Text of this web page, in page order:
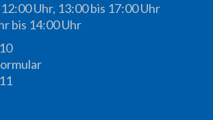
Uhr, 13:00 bis 17:00 Uhr
bis 14:00 Uhr